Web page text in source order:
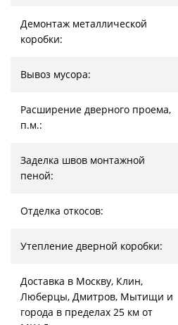
Демонтаж металлической
коробки:
Вывоз мусора:
Расширение дверного проема,
п.м.:
Заделка швов монтажной
пеной:
Отделка откосов:
Утепление дверной коробки:
Доставка в Москву, Клин,
Люберцы, Дмитров, Мытищи и
города в пределах 25 км от